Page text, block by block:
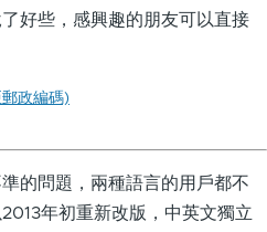
好些，感興趣的朋友可以直接
政編碼)
的問題，兩種語言的用戶都不
年初重新改版，中英文獨立